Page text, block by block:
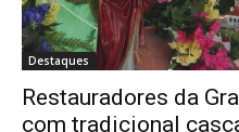
Destaques
Restauradores da
com tradicional